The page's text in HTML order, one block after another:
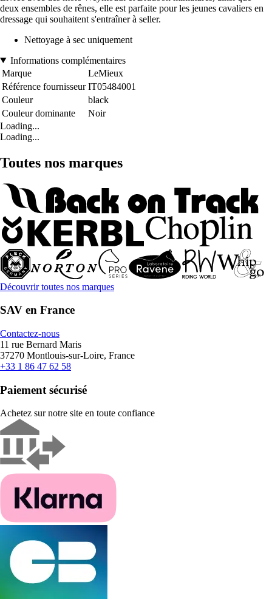
deux ensembles de rênes, elle est parfaite pour les jeunes cavaliers en
dressage qui souhaitent s'entraîner à seller.
Nettoyage à sec uniquement
Informations complémentaires
Marque
LeMieux
Référence fournisseur IT05484001
Couleur
black
Couleur dominante
Noir
Loading...
Loading...
Toutes nos marques
Découvrir toutes nos marques
SAV en France
Contactez-nous
11 rue Bernard Maris
37270 Montlouis-sur-Loire, France
+33 1 86 47 62 58
Paiement sécurisé
Achetez sur notre site en toute confiance